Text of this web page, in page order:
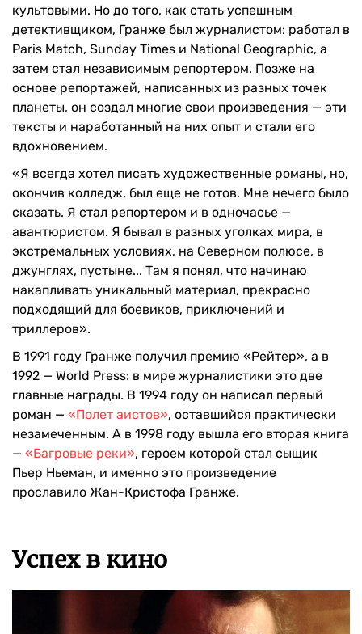
культовыми. Но до того, как стать успешным
детективщиком, Гранже был журналистом: работал в
Paris Match, Sunday Times и National Geographic, а
затем стал независимым репортером. Позже на
основе репортажей, написанных из разных точек
планеты, он создал многие свои произведения — эти
тексты и наработанный на них опыт и стали его
вдохновением.
«Я всегда хотел писать художественные романы, но,
окончив колледж, был еще не готов. Мне нечего было
сказать. Я стал репортером и в одночасье —
авантюристом. Я бывал в разных уголках мира, в
экстремальных условиях, на Северном полюсе, в
джунглях, пустыне... Там я понял, что начинаю
накапливать уникальный материал, прекрасно
подходящий для боевиков, приключений и
триллеров».
В 1991 году Гранже получил премию «Рейтер», а в
1992 — World Press: в мире журналистики это две
главные награды. В 1994 году он написал первый
роман — «Полет аистов», оставшийся практически
незамеченным. А в 1998 году вышла его вторая книга
— «Багровые реки», героем которой стал сыщик
Пьер Ньеман, и именно это произведение
прославило Жан-Кристофа Гранже.
Успех в кино